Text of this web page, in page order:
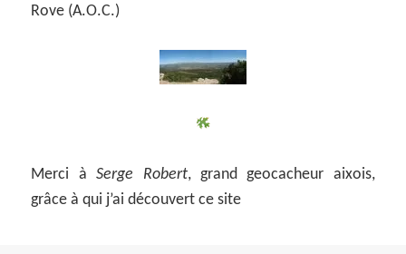
Rove (A.O.C.)
Merci àSerge Robert, grand geocacheur aixois,
grâce à qui j’ai découvert ce site